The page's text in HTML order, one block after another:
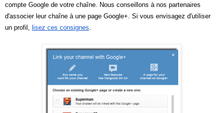
compte Google de votre chaîne. Nous conseillons à nos partenaires
d'associer leur chaîne à une page Google+. Si vous envisagez d'utiliser
un profil, lisez ces consignes